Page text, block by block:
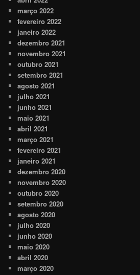
março 2022
fevereiro 2022
janeiro 2022
dezembro 2021
novembro 2021
outubro 2021
setembro 2021
agosto 2021
julho 2021
junho 2021
maio 2021
abril 2021
março 2021
fevereiro 2021
janeiro 2021
dezembro 2020
novembro 2020
outubro 2020
setembro 2020
agosto 2020
julho 2020
junho 2020
maio 2020
abril 2020
março 2020